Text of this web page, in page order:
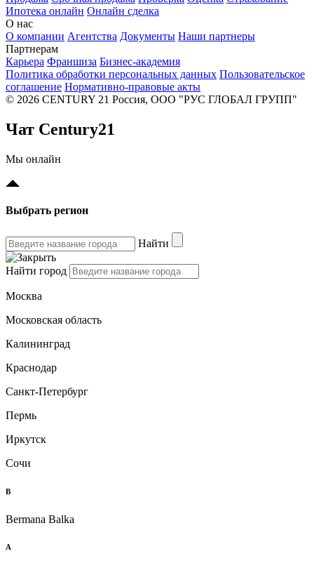
Ипотека онлайн Онлайн сделка
О нас
О компании Агентства Документы Наши партнеры
Партнерам
Карьера Франшиза Бизнес-академия
Политика обработки персональных данных Пользовательское
соглашение Нормативно-правовые акты
© 2026 CENTURY 21 Россия, ООО "РУС ГЛОБАЛ ГРУПП"
Чат Century21
Мы онлайн
Выбрать регион
Найти
Найти город
Москва
Московская область
Калининград
Краснодар
Санкт-Петербург
Пермь
Иркутск
Сочи
B
Bermana Balka
А